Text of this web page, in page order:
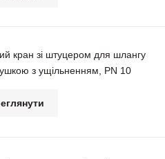
кран зі штуцером для шлангу
з ущільненням, РN 10